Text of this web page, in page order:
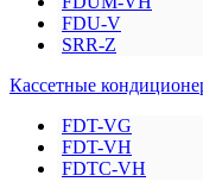
FDU-V
SRR-Z
Кассетные
FDT-VG
FDT-VH
FDTC-VH